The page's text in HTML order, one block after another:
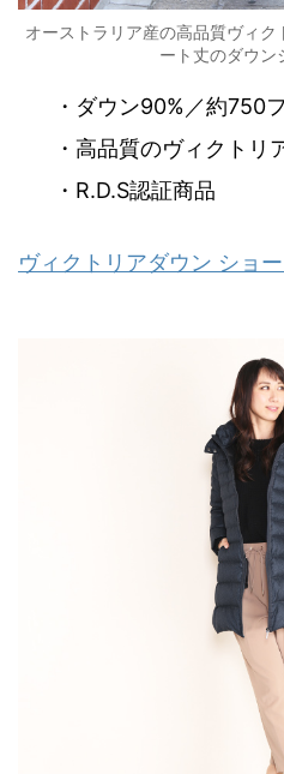
オーストラリア産の高品質ヴィ
ート丈のダウン
・ダウン90%／約750
・高品質のヴィクトリ
・R.D.S認証商品
ヴィクトリアダウン ショ